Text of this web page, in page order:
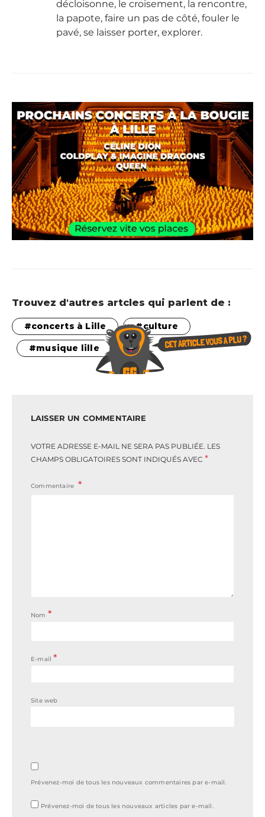
décloisonne, le croisement, la rencontre,
la papote, faire un pas de côté, fouler le
pavé, se laisser porter, explorer.
Trouvez d'autres artcles qui parlent de :
concerts à Lille culture
musique lille
LAISSER UN COMMENTAIRE
VOTRE ADRESSE E-MAIL NE SERA PAS PUBLIÉE. LES
CHAMPS OBLIGATOIRES SONT INDIQUÉS AVEC *
Commentaire
Nom *
E-mail*
Site web
Prévenez-moi de tous les nouveaux commentaires par e-mail.
Prévenez-moi de tous les nouveaux articles par e-mail.